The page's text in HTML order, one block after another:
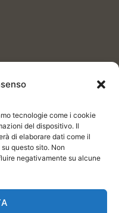
tecnologie come i cookie
del dispositivo. Il
di elaborare dati come il
questo sito. Non
negativamente su alcune